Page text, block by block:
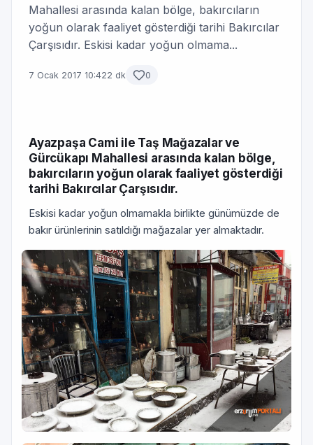
Mahallesi arasında kalan bölge, bakırcıların
yoğun olarak faaliyet göster­diği tarihi Bakırcılar
Çarşısıdır. Eskisi kadar yoğun olmama...
7 Ocak 2017 10:422 dk 0
Ayazpaşa Cami ile Taş Mağazalar ve
Gürcükapı Mahallesi arasında kalan bölge,
bakırcıların yoğun olarak faaliyet göster­diği
tarihi Bakırcılar Çarşısıdır.
Eskisi kadar yoğun olmamakla birlikte günü­müzde de
bakır ürünlerinin satıldığı mağa­zalar yer almaktadır.